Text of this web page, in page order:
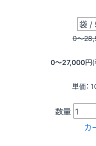
0〜
0〜27,000円
単価：
数量
カ